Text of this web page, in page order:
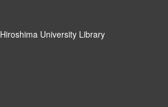
Hiroshima University Library